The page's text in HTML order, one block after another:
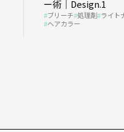
ー術｜Design.1
ブリーチ 処理剤 ライトナー
ヘアカラー